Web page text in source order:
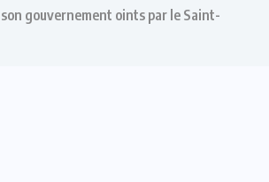
gouvernement oints par le Saint-